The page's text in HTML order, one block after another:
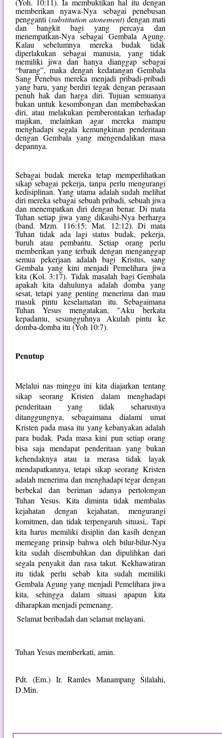
(Yoh. 10:11). Ia membuktikan hal itu dengan
memberikan nyawa-Nya sebagai penebusan
pengganti (substitution atonement) dengan mati
dan bangkit bagi yang percaya dan
menempatkan-Nya sebagai Gembala Agung.
Kalau sebelumnya mereka budak tidak
diperlakukan sebagai manusia, yang tidak
memiliki jiwa dan hanya dianggap sebagai
“barang”, maka dengan kedatangan Gembala
Sang Penebus mereka menjadi pribadi-pribadi
yang baru, yang berdiri tegak dengan perasaan
penuh hak dan harga diri. Tujuan semuanya
bukan untuk kesombongan dan membebaskan
diri, atau melakukan pemberontakan terhadap
majikan, melainkan agar mereka mampu
menghadapi segala kemungkinan penderitaan
dengan Gembala yang mengendalikan masa
depannya.
Sebagai budak mereka tetap memperlihatkan
sikap sebagai pekerja, tanpa perlu mengurangi
kedisiplinan. Yang utama adalah sudah melihat
diri mereka sebagai sebuah pribadi, sebuah jiwa
dan menempatkan diri dengan benar. Di mata
Tuhan setiap jiwa yang dikasihi-Nya berharga
(band. Mzm. 116:15; Mat. 12:12). Di mata
Tuhan tidak ada lagi status budak, pekerja,
buruh atau pembantu. Setiap orang perlu
memberikan yang terbaik dengan menganggap
semua pekerjaan adalah bagi Kristus, sang
Gembala yang kini menjadi Pemelihara jiwa
kita (Kol. 3:17). Tidak masalah bagi Gembala
apakah kita dahulunya adalah domba yang
sesat, tetapi yang penting menerima dan mau
masuk pintu keselamatan itu. Sebagaimana
Tuhan Yesus mengatakan, "Aku berkata
kepadamu, sesungguhnya Akulah pintu ke
domba-domba itu (Yoh 10:7).
Penutup
Melalui nas minggu ini kita diajarkan tentang
sikap seorang Kristen dalam menghadapi
penderitaan yang tidak seharusnya
ditanggungnya, sebagaimana dialami umat
Kristen pada masa itu yang kebanyakan adalah
para budak. Pada masa kini pun setiap orang
bisa saja mendapat penderitaan yang bukan
kehendaknya atau ia merasa tidak layak
mendapatkannya, tetapi sikap seorang Kristen
adalah menerima dan menghadapi tegar dengan
berbekal dan beriman adanya pertolongan
Tuhan Yesus. Kita diminta tidak membalas
kejahatan dengan kejahatan, mengurangi
komitmen, dan tidak terpengaruh situasi,. Tapi
kita harus memiliki disiplin dan kasih dengan
memegang prinsip bahwa oleh bilur-bilur-Nya
kita sudah disembuhkan dan dipulihkan dari
segala penyakit dan rasa takut. Kekhawatiran
itu tidak perlu sebab kita sudah memiliki
Gembala Agung yang menjadi Pemelihara jiwa
kita, sehingga dalam situasi apapun kita
diharapkan menjadi pemenang.
Selamat beribadah dan selamat melayani.
Tuhan Yesus memberkati, amin.
Pdt. (Em.) Ir. Ramles Manampang Silalahi,
D.Min.